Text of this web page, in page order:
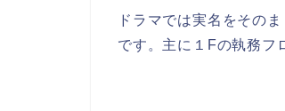
ドラマでは実名をその
です。主に１Fの執務フ